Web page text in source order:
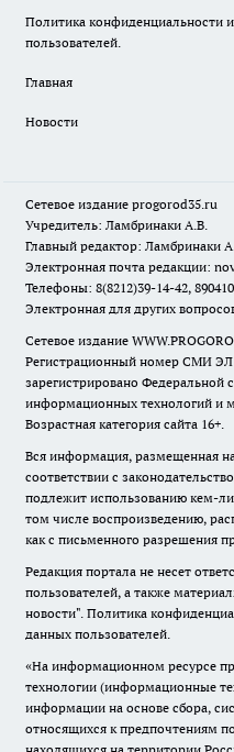
Политика конфиденциальности
пользователей.
Главная
Новости
Сетевое издание progorod35.ru
Учредитель: Ламбринаки А.В.
Главный редактор: Ламбринаки
Электронная почта редакции:
Телефоны: 8(8212)39-14-42,
Электронная для других
Сетевое издание
Регистрационный номер СМИ ЭЛ
зарегистрировано Федеральной
информационных технологий и
Возрастная категория сайта 16+.
Вся информация, размещенная
соответствии с
подлежит использованию кем-
том числе воспроизведению,
как с письменного разрешения
Редакция портала не несет
пользователей, а также
новости". Политика
данных пользователей.
«На информационном ресурсе
технологии (информационные
информации на основе сбора,
относящихся к предпочтениям